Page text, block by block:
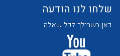
שלחו לנו הודעה
כאן בשבילך לכל שאלה